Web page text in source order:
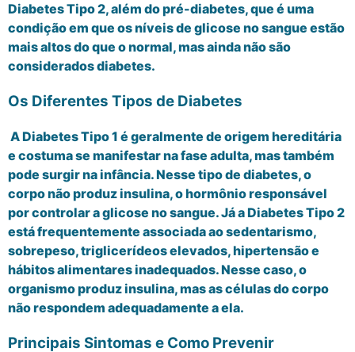
Diabetes Tipo 2, além do pré-diabetes, que é uma
condição em que os níveis de glicose no sangue estão
mais altos do que o normal, mas ainda não são
considerados diabetes.
Os Diferentes Tipos de Diabetes
A Diabetes Tipo 1 é geralmente de origem hereditária
e costuma se manifestar na fase adulta, mas também
pode surgir na infância. Nesse tipo de diabetes, o
corpo não produz insulina, o hormônio responsável
por controlar a glicose no sangue. Já a Diabetes Tipo 2
está frequentemente associada ao sedentarismo,
sobrepeso, triglicerídeos elevados, hipertensão e
hábitos alimentares inadequados. Nesse caso, o
organismo produz insulina, mas as células do corpo
não respondem adequadamente a ela.
Principais Sintomas e Como Prevenir